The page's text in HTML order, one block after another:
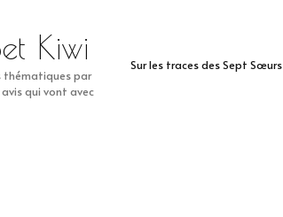
Sur les traces des Sept Sœurs
Kiwi
thématiques par
qui vont avec